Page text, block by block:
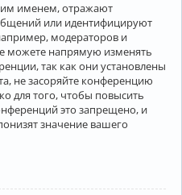
именем, отражают
или идентифицируют
модераторов и
можете напрямую изменять
так как они установлены
не засоряйте конференцию
для того, чтобы повысить
это запрещено, и
значение вашего